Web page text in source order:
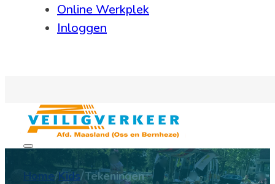
Online Werkplek
Inloggen
Home/Kids/Tekeningen